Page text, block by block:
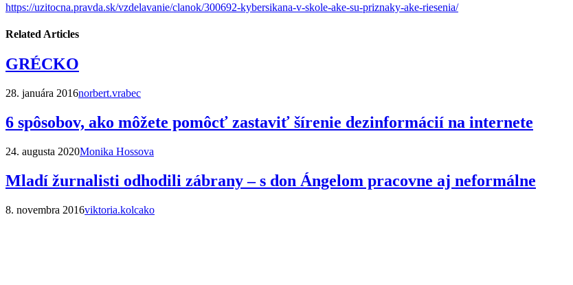
https://uzitocna.pravda.sk/vzdelavanie/clanok/300692-kybersikana-v-skole-ake-su-priznaky-ake-riesenia/
Related Articles
GRÉCKO
28. januára 2016norbert.vrabec
6 spôsobov, ako môžete pomôcť zastaviť šírenie dezinformácií na internete
24. augusta 2020Monika Hossova
Mladí žurnalisti odhodili zábrany – s don Ángelom pracovne aj neformálne
8. novembra 2016viktoria.kolcako